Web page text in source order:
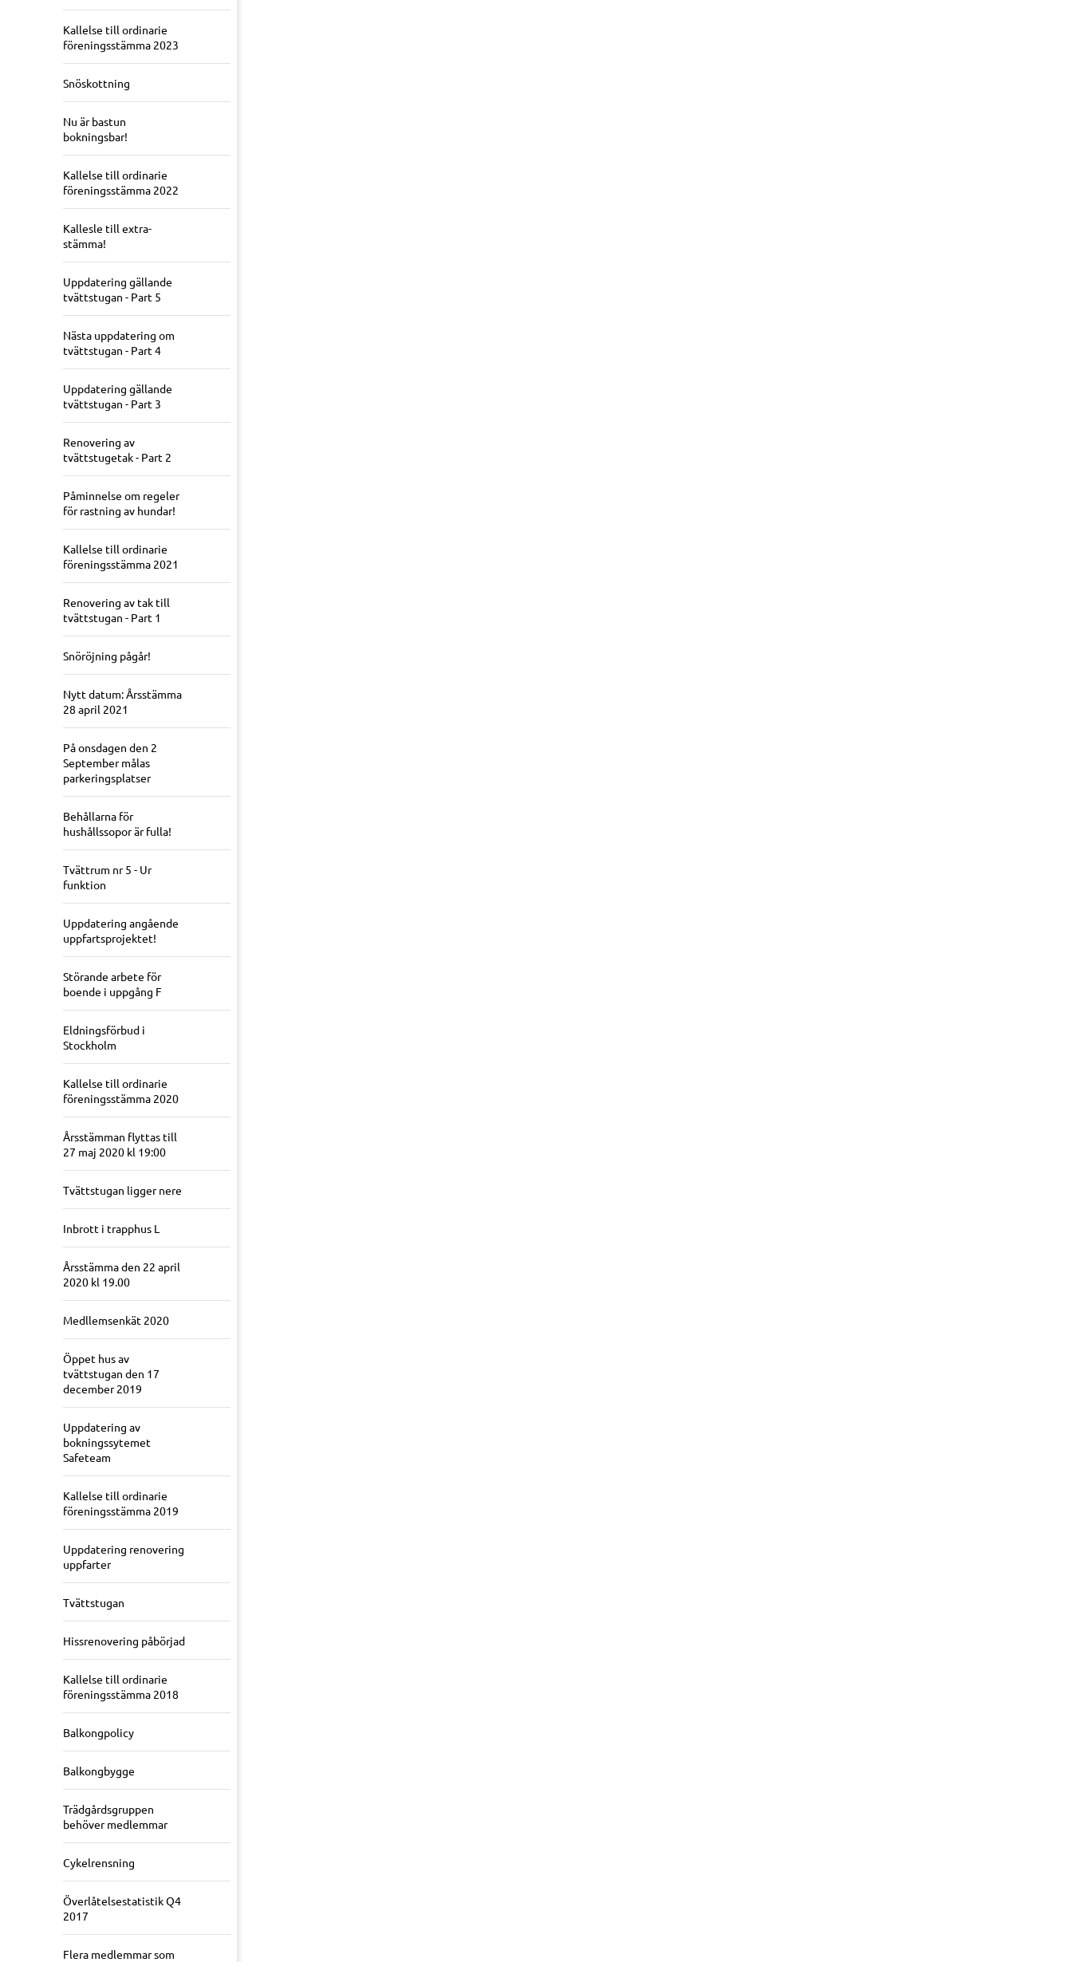
Kallelse till ordinarie
föreningsstämma 2023
Snöskottning
Nu är bastun
bokningsbar!
Kallelse till ordinarie
föreningsstämma 2022
Kallesle till extra-
stämma!
Uppdatering gällande
tvättstugan - Part 5
Nästa uppdatering om
tvättstugan - Part 4
Uppdatering gällande
tvättstugan - Part 3
Renovering av
tvättstugetak - Part 2
Påminnelse om regeler
för rastning av hundar!
Kallelse till ordinarie
föreningsstämma 2021
Renovering av tak till
tvättstugan - Part 1
Snöröjning pågår!
Nytt datum: Årsstämma
28 april 2021
På onsdagen den 2
September målas
parkeringsplatser
Behållarna för
hushållssopor är fulla!
Tvättrum nr 5 - Ur
funktion
Uppdatering angående
uppfartsprojektet!
Störande arbete för
boende i uppgång F
Eldningsförbud i
Stockholm
Kallelse till ordinarie
föreningsstämma 2020
Årsstämman flyttas till
27 maj 2020 kl 19:00
Tvättstugan ligger nere
Inbrott i trapphus L
Årsstämma den 22 april
2020 kl 19.00
Medllemsenkät 2020
Öppet hus av
tvättstugan den 17
december 2019
Uppdatering av
bokningssytemet
Safeteam
Kallelse till ordinarie
föreningsstämma 2019
Uppdatering renovering
uppfarter
Tvättstugan
Hissrenovering påbörjad
Kallelse till ordinarie
föreningsstämma 2018
Balkongpolicy
Balkongbygge
Trädgårdsgruppen
behöver medlemmar
Cykelrensning
Överlåtelsestatistik Q4
2017
Flera medlemmar som